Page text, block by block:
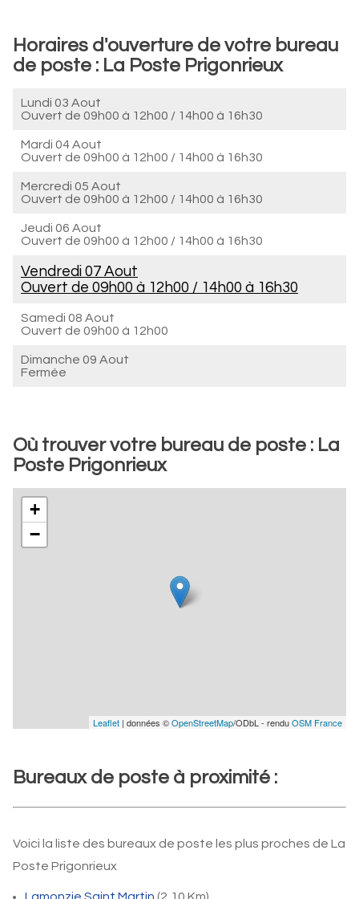
Horaires d'ouverture de votre bureau
de poste : La Poste Prigonrieux
Lundi 03 Aout
Ouvert de 09h00 à 12h00 / 14h00 à 16h30
Mardi 04 Aout
Ouvert de 09h00 à 12h00 / 14h00 à 16h30
Mercredi 05 Aout
Ouvert de 09h00 à 12h00 / 14h00 à 16h30
Jeudi 06 Aout
Ouvert de 09h00 à 12h00 / 14h00 à 16h30
Vendredi 07 Aout
Ouvert de 09h00 à 12h00 / 14h00 à 16h30
Samedi 08 Aout
Ouvert de 09h00 à 12h00
Dimanche 09 Aout
Fermée
Où trouver votre bureau de poste : La
Poste Prigonrieux
+
−
Leaflet | données ©OpenStreetMap/ODbL - renduOSM France
Bureaux de poste à proximité :
Voici la liste des bureaux de poste les plus proches de La
Poste Prigonrieux